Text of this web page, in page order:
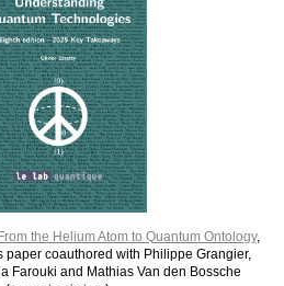
the Helium Atom to Quantum Ontology,
paper coauthored with Philippe Grangier,
Farouki and Mathias Van den Bossche